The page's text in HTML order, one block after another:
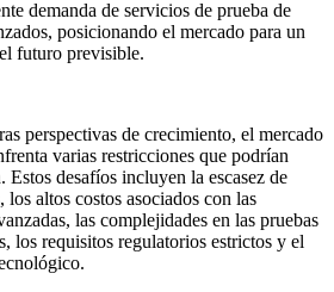
demanda de servicios de prueba de
posicionando el mercado para un
futuro previsible.
perspectivas de crecimiento, el mercado
varias restricciones que podrían
Estos desafíos incluyen la escasez de
los altos costos asociados con las
las complejidades en las pruebas
los requisitos regulatorios estrictos y el